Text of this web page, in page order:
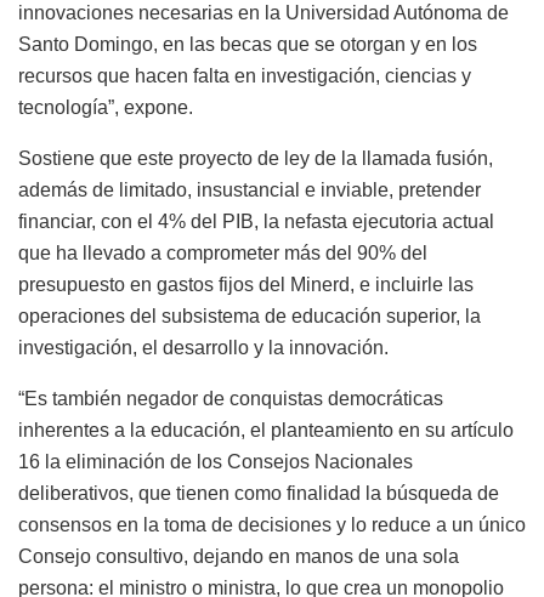
innovaciones necesarias en la Universidad Autónoma de
Santo Domingo, en las becas que se otorgan y en los
recursos que hacen falta en investigación, ciencias y
tecnología”, expone.
Sostiene que este proyecto de ley de la llamada fusión,
además de limitado, insustancial e inviable, pretender
financiar, con el 4% del PIB, la nefasta ejecutoria actual
que ha llevado a comprometer más del 90% del
presupuesto en gastos fijos del Minerd, e incluirle las
operaciones del subsistema de educación superior, la
investigación, el desarrollo y la innovación.
“Es también negador de conquistas democráticas
inherentes a la educación, el planteamiento en su artículo
16 la eliminación de los Consejos Nacionales
deliberativos, que tienen como finalidad la búsqueda de
consensos en la toma de decisiones y lo reduce a un único
Consejo consultivo, dejando en manos de una sola
persona: el ministro o ministra, lo que crea un monopolio